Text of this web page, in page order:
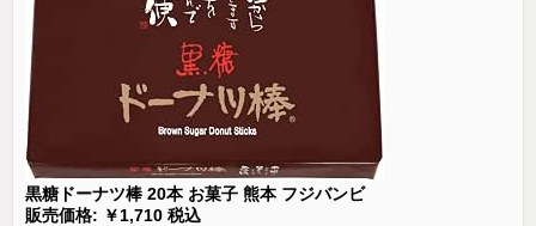
黒糖ドーナツ棒 20本 お菓子 熊本 フジバンビ
販売価格: ￥1,710 税込